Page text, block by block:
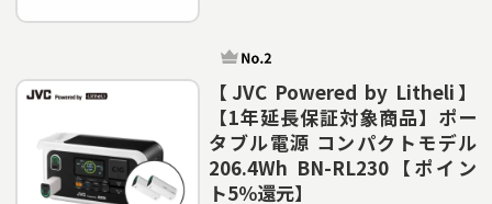
【JVC Powered by Litheli】
【1年延長保証対象商品】ポー
タブル電源 コンパクトモデル
206.4Wh BN-RL230【ポイン
ト5％還元】